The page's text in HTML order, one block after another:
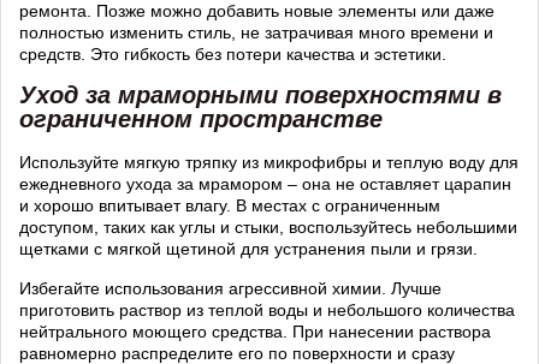
ремонта. Позже можно добавить новые элементы или даже
полностью изменить стиль, не затрачивая много времени и
средств. Это гибкость без потери качества и эстетики.
Уход за мраморными поверхностями в
ограниченном пространстве
Используйте мягкую тряпку из микрофибры и теплую воду для
ежедневного ухода за мрамором – она не оставляет царапин
и хорошо впитывает влагу. В местах с ограниченным
доступом, таких как углы и стыки, воспользуйтесь небольшими
щетками с мягкой щетиной для устранения пыли и грязи.
Избегайте использования агрессивной химии. Лучше
приготовить раствор из теплой воды и небольшого количества
нейтрального моющего средства. При нанесении раствора
равномерно распределите его по поверхности и сразу